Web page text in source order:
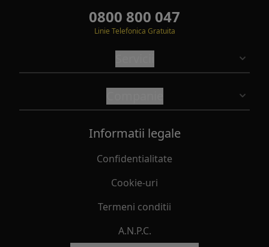
0800 800 047
Linie Telefonica Gratuita
Informatii legale
Confidentialitate
Cookie-uri
Termeni conditii
A.N.P.C.